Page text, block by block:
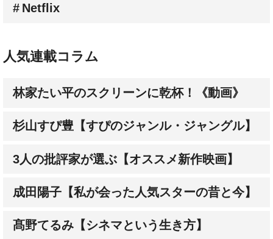
林家たい平のスクリーンに乾杯！《動画》
杉山すぴ豊【すぴのジャンル・ジャングル】
3人の批評家が選ぶ【オススメ新作映画】
成田陽子【私が会った人気スターの昔と今】
髙野てるみ【シネマという生き方】
大森さわこの【英国・映画人File】